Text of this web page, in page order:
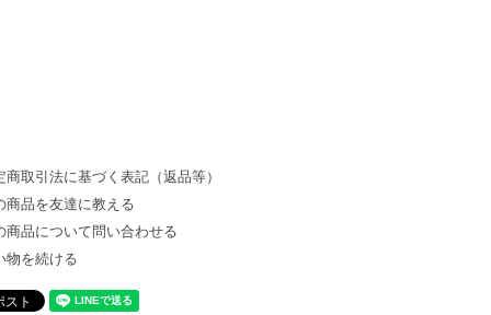
商取引法に基づく表記（返品等）
商品を友達に教える
商品について問い合わせる
物を続ける